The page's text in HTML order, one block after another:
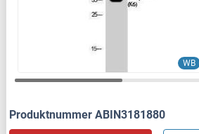
WB
Produktnummer ABIN3181880